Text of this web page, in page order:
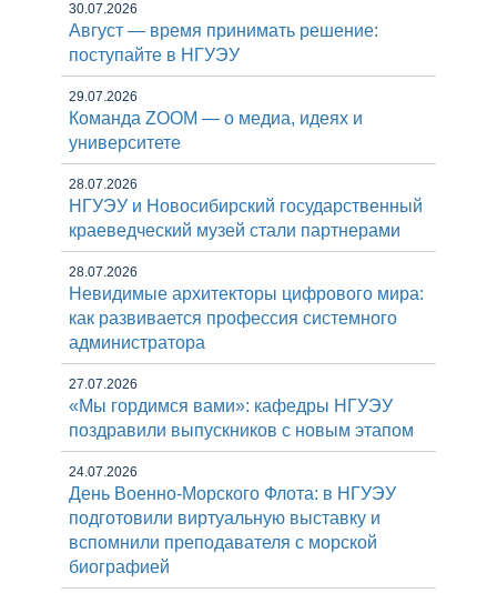
30.07.2026
Август — время принимать решение:
поступайте в НГУЭУ
29.07.2026
Команда ZOOM — о медиа, идеях и
университете
28.07.2026
НГУЭУ и Новосибирский государственный
краеведческий музей стали партнерами
28.07.2026
Невидимые архитекторы цифрового мира:
как развивается профессия системного
администратора
27.07.2026
«Мы гордимся вами»: кафедры НГУЭУ
поздравили выпускников с новым этапом
24.07.2026
День Военно-Морского Флота: в НГУЭУ
подготовили виртуальную выставку и
вспомнили преподавателя с морской
биографией